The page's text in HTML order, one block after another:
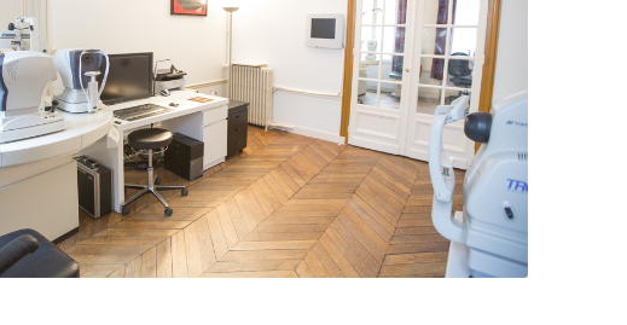
Salle de consultations d’ophtalmologie